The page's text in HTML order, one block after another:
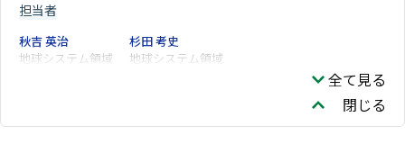
担当者
秋吉 英治
地球システム領域
杉田 考史
地球システム領域
全て見る
閉じる